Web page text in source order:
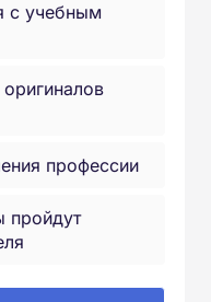
с учебным
профессии
пройдут